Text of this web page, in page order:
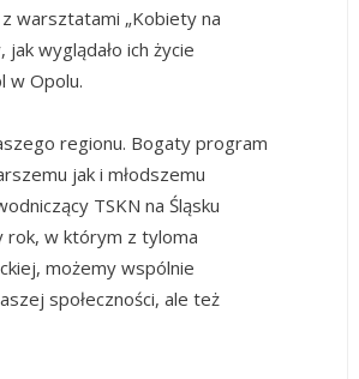
warsztatami „Kobiety na
wyglądało ich życie
w Opolu.
regionu. Bogaty program
jak i młodszemu
TSKN na Śląsku
rok, w którym z tyloma
możemy wspólnie
społeczności, ale też